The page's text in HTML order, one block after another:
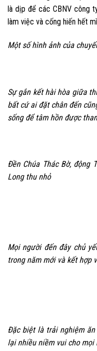
là dịp để các CBNV công
làm việc và cống hiến hết
Một số hình ảnh của
Sự gắn kết hài hòa giữa
bất cứ ai đặt chân đến
sống để tâm hồn được
Đền Chúa Thác Bờ, động
Long thu nhỏ
Mọi người đến đây chủ
trong năm mới và kết hợp
Đặc biệt là trải nghiệm
lại nhiều niềm vui cho mọi